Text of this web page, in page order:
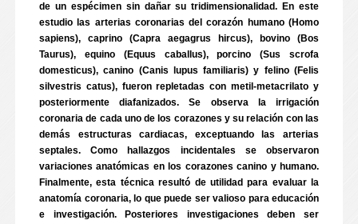
de un espécimen sin dañar su tridimensionalidad. En este
estudio las arterias coronarias del corazón humano (Homo
sapiens), caprino (Capra aegagrus hircus), bovino (Bos
Taurus), equino (Equus caballus), porcino (Sus scrofa
domesticus), canino (Canis lupus familiaris) y felino (Felis
silvestris catus), fueron repletadas con metil-metacrilato y
posteriormente diafanizados. Se observa la irrigación
coronaria de cada uno de los corazones y su relación con las
demás estructuras cardiacas, exceptuando las arterias
septales. Como hallazgos incidentales se observaron
variaciones anatómicas en los corazones canino y humano.
Finalmente, esta técnica resultó de utilidad para evaluar la
anatomía coronaria, lo que puede ser valioso para educación
e investigación. Posteriores investigaciones deben ser